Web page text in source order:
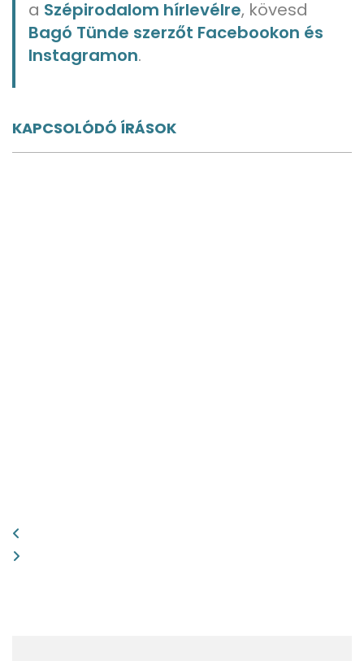
a Szépirodalom hírlevélre, kövesd
Bagó Tünde szerzőt Facebookon és
Instagramon.
KAPCSOLÓDÓ ÍRÁSOK